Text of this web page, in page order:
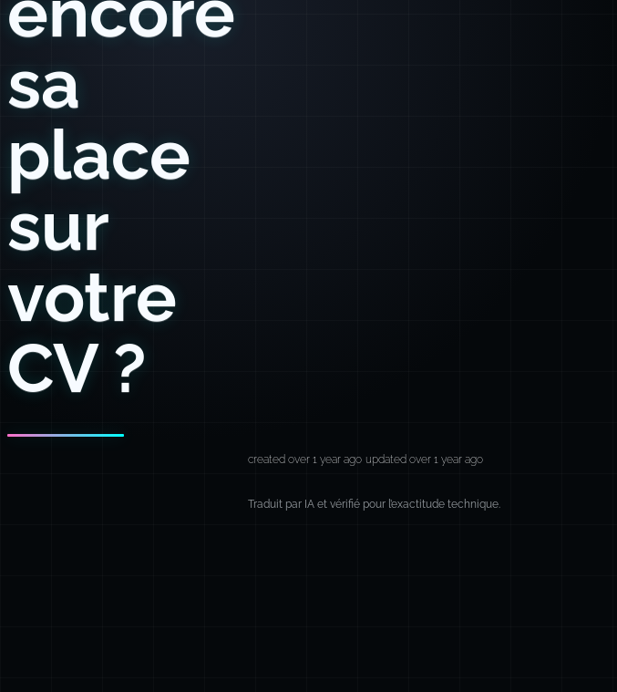
sa
place
sur
votre
CV ?
created over 1 year ago updated over 1 year ago
Traduit par IA et vérifié pour l’exactitude technique.